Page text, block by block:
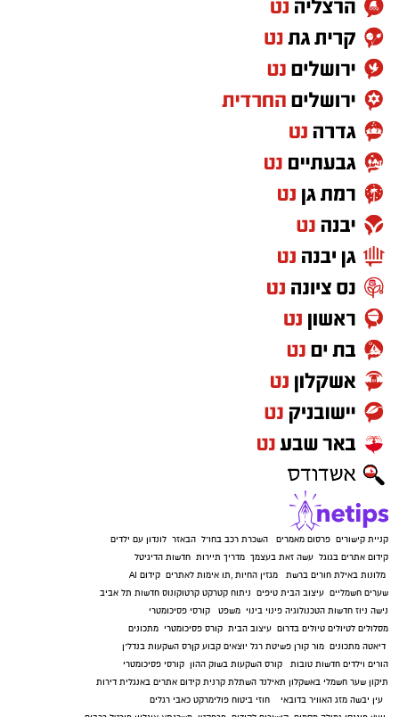
קניית קישורים פרסום מאמרים השכרת רכב בחו"ל הבאזר לונדון עם ילדים
קידום אתרים בגוגל עשה זאת בעצמך מדריך תיירות חדשות הדיגיטל
מלונות באילת חורים ברשת מגזין החיות ,תו אימות לאתרים קידום AI
שערים חשמליים עיצוב הבית טיפים ניתוח קטרקט קרטוקונוס חדשות תל אביב
נישה ניוז חדשות הטכנולוגיה פינוי בינוי משפט
קורסי פסיכומטרי
מסלולים לטיולים טיולים בדרום עיצוב הבית קורס פסיכומטרי מתכונים
דיאטה מתכונים מור קורן פשיטת רגל יוצאים קבוע קןרס השקעות בנדל"ן
הורים וילדים חדשות טובות קורס השקעות בשוק ההון קורסי פסיכומטרי
תיקון שער חשמלי באשקלון תאילנד השתלת קרנית קידום אתרים באנגלית דירות
עין יבשה מזג האוויר בדובאי חוזי ביטוח פולימרקט כאבי רגלים